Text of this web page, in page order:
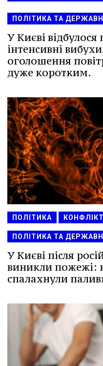
ПОЛІТИКА ТА
У Києві
інтенсивні
оголошення
дуже коротким.
ПОЛІТИКА
ПОЛІТИКА ТА
У Києві після
виникли пожежі:
спалахнули